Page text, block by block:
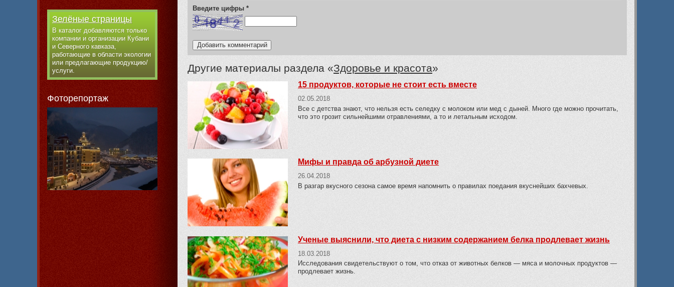
Введите цифры *
Другие материалы раздела «Здоровье и красота»
15 продуктов, которые не стоит есть вместе
02.05.2018
Все с детства знают, что нельзя есть селедку с молоком или мед с дыней. Много где можно прочитать,
что это грозит сильнейшими отравлениями, а то и летальным исходом.
Мифы и правда об арбузной диете
26.04.2018
В разгар вкусного сезона самое время напомнить о правилах поедания вкуснейших бахчевых.
Ученые выяснили, что диета с низким содержанием белка продлевает жизнь
18.03.2018
Исследования свидетельствуют о том, что отказ от животных белков — мяса и молочных продуктов —
продлевает жизнь.
Зелёные страницы
В каталог добавляются только
компании и организации Кубани
и Северного кавказа,
работающие в области экологии
или предлагающие продукцию/
услуги.
Фоторепортаж